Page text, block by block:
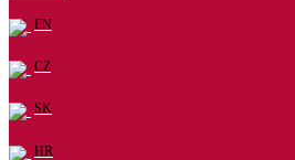
EN
CZ
SK
HR